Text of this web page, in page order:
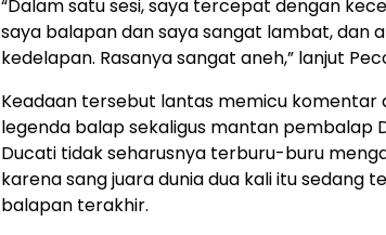
“Dalam satu sesi, saya tercepat dengan
saya balapan dan saya sangat lambat, dan
kedelapan. Rasanya sangat aneh,” lanjut
Keadaan tersebut lantas memicu komentar
legenda balap sekaligus mantan pembalap
Ducati tidak seharusnya terburu-buru
karena sang juara dunia dua kali itu sedang
balapan terakhir.